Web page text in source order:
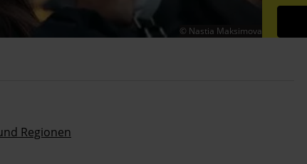
© Nastia Maksimova
Regionen